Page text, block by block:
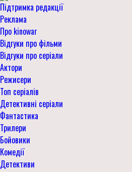
Підтримка редакції
Реклама
Про kinowar
Відгуки про фільми
Відгуки про серіали
Актори
Режисери
Топ серіалів
Детективні серіали
Фантастика
Трилери
Бойовики
Комедії
Детективи